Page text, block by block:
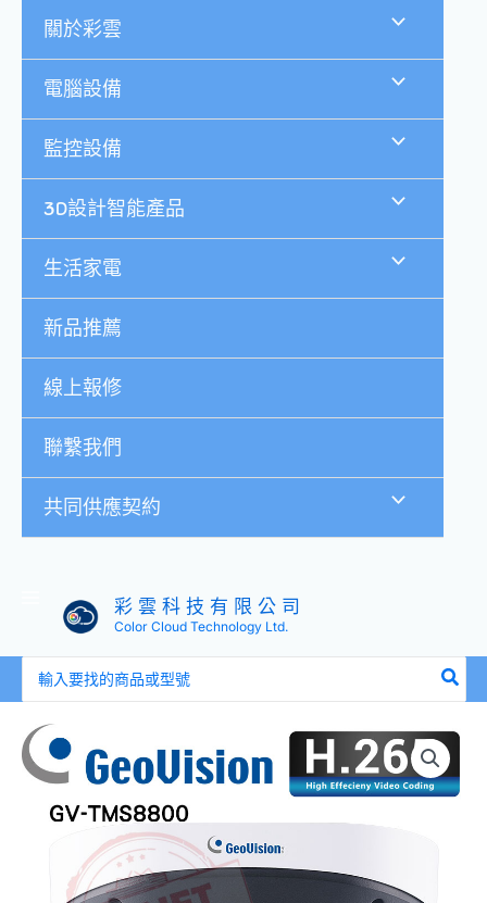
關於彩雲
電腦設備
監控設備
3D設計智能產品
生活家電
新品推薦
線上報修
聯繫我們
共同供應契約
彩 雲 科 技 有 限 公 司
Color Cloud Technology Ltd.
尋：
Geovision
奇